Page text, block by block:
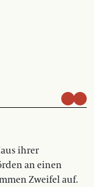
ihrer
an einen
Zweifel auf.